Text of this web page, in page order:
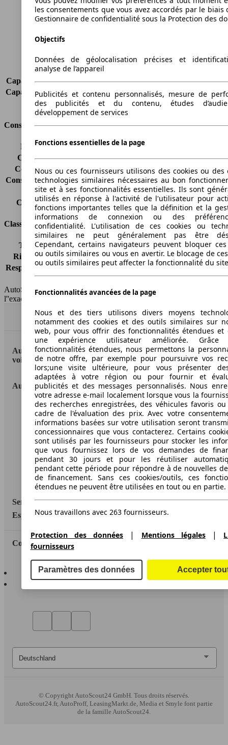
Largeur
1789 mm
Empattement
2755 mm
Charge maximale
Sièges
2
Charge sur toit
Capacité de remorquage (sans freins) -
Capacité de remorquage (avec freins) 1300 kg
Volume du coffre
-
Consommation
Émissions de CO2*
-
Consommation (ville)
-
Consommation (route)
-
Consommation (combinée)* -
Classe d'émissions
Euro 6
Capacité du réservoir
60 l
Classes d'assurance
Tous risques
-
Risques partiels
-
Responsabilité civile -
HSN/TSN
n.c./n.c.
AutoScout24 France SAS décline toute responsabilité concernant
l''exactitude des indications fournies.
Haut
AutoScout24: la plus grande plateforme en ligne de
voitures en Europe
AutoScout24
A propos d'AutoScout24
Conditions d'utilisation
Informations légales
Protection des données
Accessibility Statement
Service
Espace Pro
Contact
AutoScout24 pour iOS
AutoScout24 pour Android
© CopyrightAutoScout24 GmbH. Tous droits réservés.
AutoScout24.fr, AutoProff, LeasingMarkt.de, Media et Smyle font partie
de la famille AutoScout24.
les consentements que vous avez accordés par le biais
Gestionnaire de confidentialité sous la Protection des
Objectifs
Données de géolocalisation précises et
analyse de l’appareil
Publicités et contenu personnalisés, mesure de
des publicités et du contenu, études
développement de services
Fonctions essentielles de la page
Nous ou ces fournisseurs utilisons des cookies ou des
technologies similaires nécessaires au bon
site et à ses fonctionnalités essentielles. Ils sont
utilisés en réponse à l'activité de l'utilisateur pour
fonctions importantes telles que la définition et la
informations de connexion ou des
confidentialité. L'utilisation de ces cookies ou
similaires ne peut généralement pas être
Cependant, certains navigateurs peuvent bloquer ces
ou outils similaires ou vous en avertir. Le blocage de
ou outils similaires peut affecter la fonctionnalité du
Fonctionnalités avancées de la page
Nous et des tiers utilisons divers moyens
notamment des cookies et des outils similaires sur
web, pour vous offrir des fonctionnalités étendues et
une expérience utilisateur améliorée.
fonctionnalités étendues, nous permettons la
de notre offre, par exemple pour poursuivre vos
lors;une visite ultérieure, pour vous présenter
adaptées à votre région ou pour fournir et
publicités et des messages personnalisés. Nous
votre adresse e-mail localement lorsque vous la
des recherches enregistrées, des véhicules favoris
cadre de l'évaluation des prix. Avec votre
informations basées sur votre utilisation seront
concessionnaires que vous contacterez. Certains
sont utilisés par les fournisseurs pour stocker les
que vous fournissez lors de vos demandes de
pendant 30 jours et pour les réutiliser
pendant cette période pour répondre à de nouvelles
de financement. Sans ces cookies/outils, ces
étendues ne peuvent être utilisées en tout ou en partie.
Nous travaillons avec 263 fournisseurs.
Protection des données | Mentions légales|
fournisseurs
Paramètres des données Accepter